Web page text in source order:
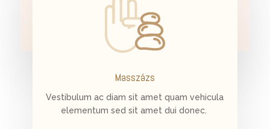
Masszázs
Vestibulum ac diam sit amet quam vehicula
elementum sed sit amet dui donec.